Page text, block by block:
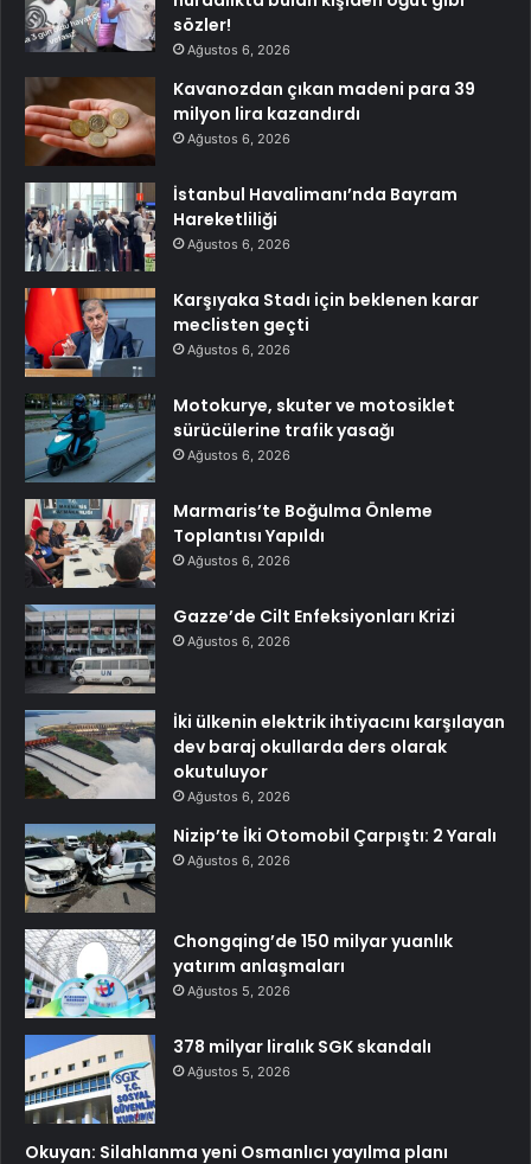
sözler!
Ağustos 6, 2026
Kavanozdan çıkan madeni para 39
milyon lira kazandırdı
Ağustos 6, 2026
İstanbul Havalimanı’nda Bayram
Hareketliliği
Ağustos 6, 2026
Karşıyaka Stadı için beklenen karar
meclisten geçti
Ağustos 6, 2026
Motokurye, skuter ve motosiklet
sürücülerine trafik yasağı
Ağustos 6, 2026
Marmaris’te Boğulma Önleme
Toplantısı Yapıldı
Ağustos 6, 2026
Gazze’de Cilt Enfeksiyonları Krizi
Ağustos 6, 2026
İki ülkenin elektrik ihtiyacını karşılayan
dev baraj okullarda ders olarak
okutuluyor
Ağustos 6, 2026
Nizip’te İki Otomobil Çarpıştı: 2 Yaralı
Ağustos 6, 2026
Chongqing’de 150 milyar yuanlık
yatırım anlaşmaları
Ağustos 5, 2026
378 milyar liralık SGK skandalı
Ağustos 5, 2026
Okuyan: Silahlanma yeni Osmanlıcı yayılma planı